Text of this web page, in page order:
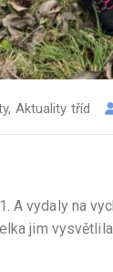
, Aktuality tříd
A vydaly na
jim